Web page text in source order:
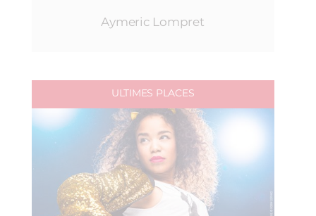
Aymeric Lompret
ULTIMES PLACES